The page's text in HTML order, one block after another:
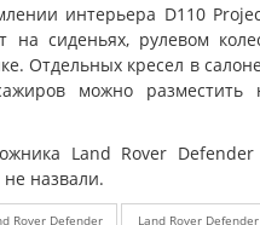
интерьера D110
на сиденьях, рулевом
Отдельных кресел в
можно
Land Rover
назвали.
Rover Defender
Land Rover